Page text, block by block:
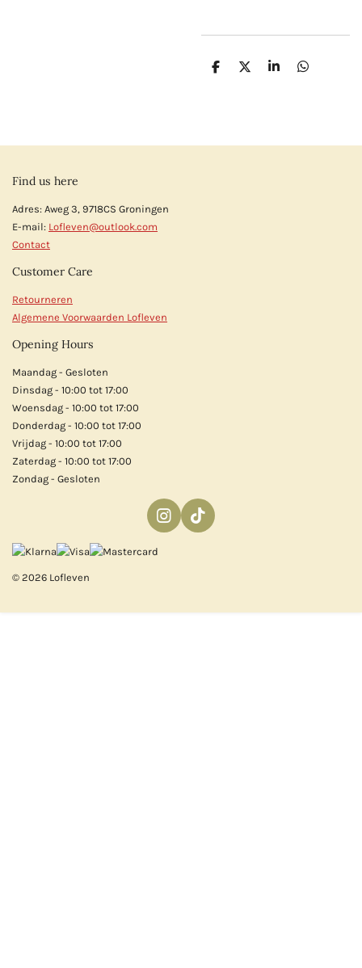
D
D
S
D
Find us here
Adres: Aweg 3, 9718CS Groningen
E-mail: Lofleven@outlook.com
Contact
Customer Care
Retourneren
Algemene Voorwaarden Lofleven
Opening Hours
Maandag - Gesloten
Dinsdag - 10:00 tot 17:00
Woensdag - 10:00 tot 17:00
Donderdag - 10:00 tot 17:00
Vrijdag - 10:00 tot 17:00
Zaterdag - 10:00 tot 17:00
Zondag - Gesloten
I
n
r
T
i
© 2026 Lofleven